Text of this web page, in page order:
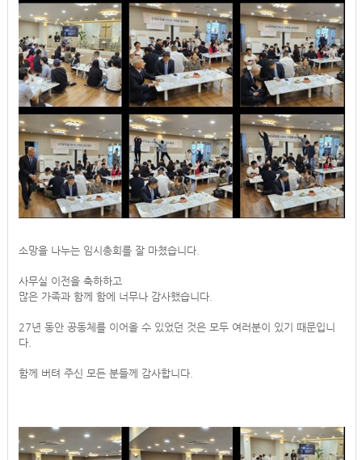
소망을 나누는 임시총회를 잘 마쳤습니다.
사무실 이전을 축하하고
많은 가족과 함께 함에 너무나 감사했습니다.
27년 동안 공동체를 이어올 수 있었던 것은 모두 여러분이 있기 때문입니
다.
함께 버텨 주신 모든 분들께 감사합니다.